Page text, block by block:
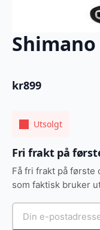
Shimano
kr899
Utsolgt
Fri frakt på
Få fri frakt på
som faktisk bruker